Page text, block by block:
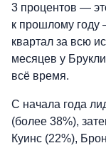
3 процентов —
к прошлому году
квартал за всю
месяцев у
всё время.
С начала года
(более 38%),
Куинс (22%),